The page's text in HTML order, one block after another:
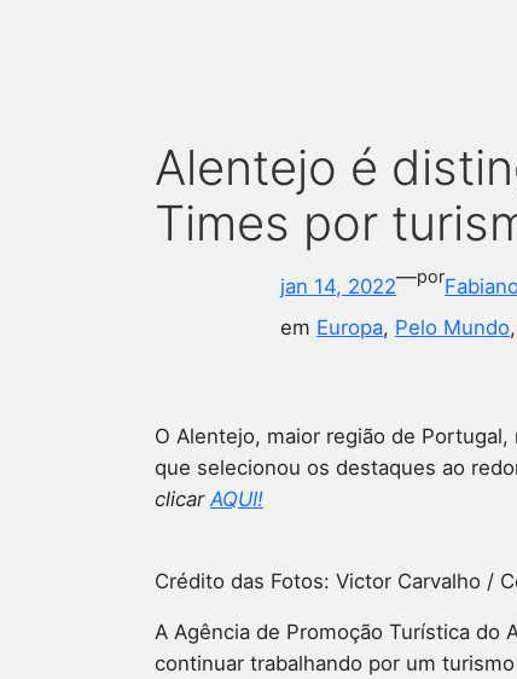
Alentejo é
Times por
jan 14, 2022—por
em Europa, Pelo Mundo,
O Alentejo, maior região de
que selecionou os destaques ao
clicarAQUI!
Crédito das Fotos: Victor Carvalho /
A Agência de Promoção Turística do
continuar trabalhando por um